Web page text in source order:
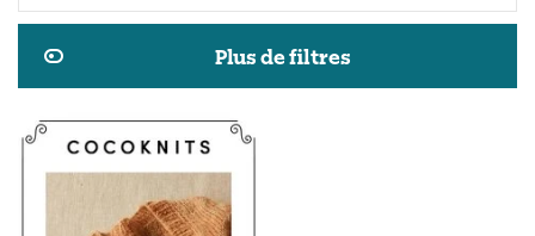
Plus de filtres